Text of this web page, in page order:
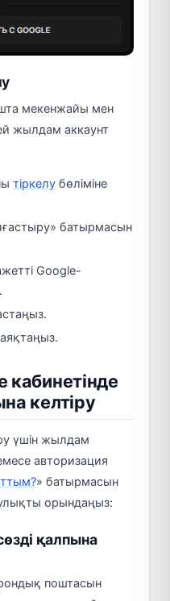
мекенжайы мен
жылдам аккаунт
тіркелу бөліміне
батырмасын
Google-
кабинетінде
келтіру
үшін жылдам
авторизация
» батырмасын
орындаңыз:
қалпына
поштасын